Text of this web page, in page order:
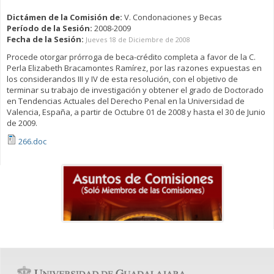
Dictámen de la Comisión de: V. Condonaciones y Becas
Período de la Sesión: 2008-2009
Fecha de la Sesión: Jueves 18 de Diciembre de 2008
Procede otorgar prórroga de beca-crédito completa a favor de la C.
Perla Elizabeth Bracamontes Ramírez, por las razones expuestas en
los considerandos III y IV de esta resolución, con el objetivo de
terminar su trabajo de investigación y obtener el grado de Doctorado
en Tendencias Actuales del Derecho Penal en la Universidad de
Valencia, España, a partir de Octubre 01 de 2008 y hasta el 30 de Junio
de 2009.
266.doc